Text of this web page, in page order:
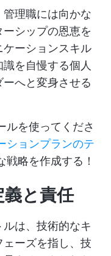
理職には向かな
シップの恩恵を
ーションスキル
を自慢する個人
へと変身させる
ルを使ってくださ
ションプランのテ
戦略を作成する！
と責任
は、技術的なキ
ーズを指し、技